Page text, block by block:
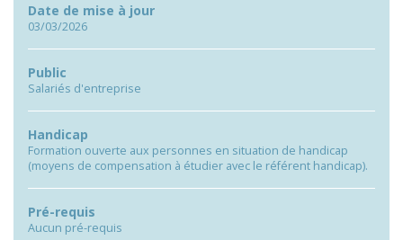
Date de mise à jour
03/03/2026
Public
Salariés d'entreprise
Handicap
Formation ouverte aux personnes en situation de handicap
(moyens de compensation à étudier avec le référent handicap).
Pré-requis
Aucun pré-requis